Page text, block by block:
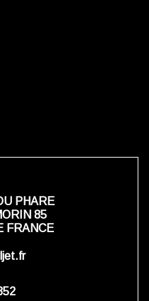
PHARE
85
FRANCE